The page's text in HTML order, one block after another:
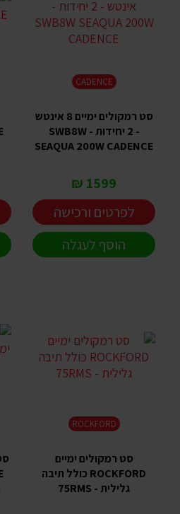
CADENCE
סט רמקולים ימיים 8 אינטש
- 2 יחידות - SWB8W
SEAQUA 200W CADENCE
1599 ₪
לפרטים ורכישה
הוסף לעגלה
ROCKFORD
סט רמקולים ימיים
ROCKFORD כולל תיבה
גלילית - 75RMS